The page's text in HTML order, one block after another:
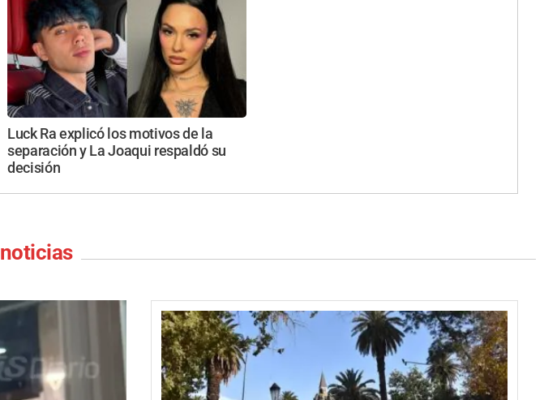
Luck Ra explicó los motivos de la
separación y La Joaqui respaldó su
decisión
noticias